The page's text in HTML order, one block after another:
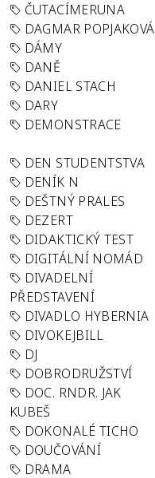
ČUTACÍMERUNA
DAGMAR POPJAKOVÁ
DÁMY
DANĚ
DANIEL STACH
DARY
DEMONSTRACE
DEN STUDENTSTVA
DENÍK N
DEŠTNÝ PRALES
DEZERT
DIDAKTICKÝ TEST
DIGITÁLNÍ NOMÁD
DIVADELNÍ
PŘEDSTAVENÍ
DIVADLO HYBERNIA
DIVOKEJBILL
DJ
DOBRODRUŽSTVÍ
DOC. RNDR. JAK
KUBEŠ
DOKONALÉ TICHO
DOUČOVÁNÍ
DRAMA